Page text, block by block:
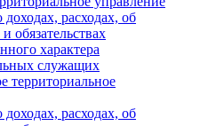
расходах, об
обязательствах
характера
служащих
территориальное
расходах, об